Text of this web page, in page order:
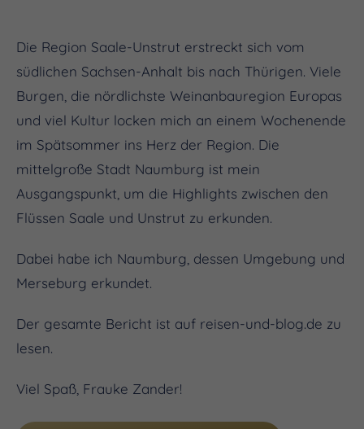
Die Region Saale-Unstrut erstreckt sich vom
südlichen Sachsen-Anhalt bis nach Thürigen. Viele
Burgen, die nördlichste Weinanbauregion Europas
und viel Kultur locken mich an einem Wochenende
im Spätsommer ins Herz der Region. Die
mittelgroße Stadt Naumburg ist mein
Ausgangspunkt, um die Highlights zwischen den
Flüssen Saale und Unstrut zu erkunden.
Dabei habe ich Naumburg, dessen Umgebung und
Merseburg erkundet.
Der gesamte Bericht ist auf reisen-und-blog.de zu
lesen.
Viel Spaß, Frauke Zander!